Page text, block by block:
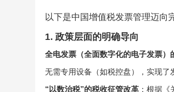
以下是中国增值税发票管理迈向
1. 政策层面的明确导向
全电发票（全面数字化的电子发票）
无需专用设备（如税控盘），实现了
“以数治税”的税收征管改革 ：根据